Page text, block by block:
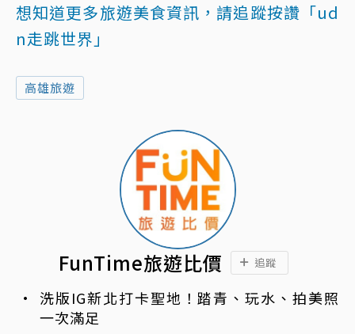
想知道更多旅遊美食資訊，請追蹤按讚「ud
n走跳世界」
高雄旅遊
FunTime旅遊比價 追蹤
洗版IG新北打卡聖地！踏青、玩水、拍美照
一次滿足